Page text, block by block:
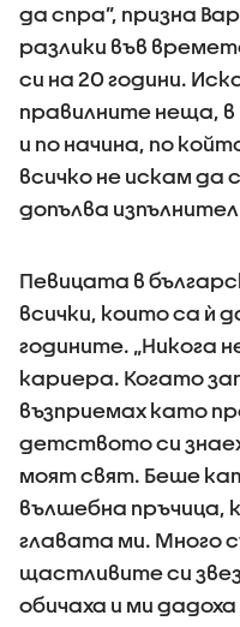
да спра”, призна
разлики във
си на 20 години.
правилните неща,
и по начина, по
всичко не искам да
допълва
Певицата в
всички, които са ѝ
годините. „Никога
кариера. Когато
възприемах като
детството си
моят свят. Беше
вълшебна пръчица,
главата ми. Много
щастливите си
обичаха и ми